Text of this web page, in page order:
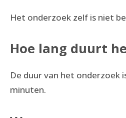
Het onderzoek zelf is niet
Hoe lang duurt
De duur van het onderzoek
minuten.